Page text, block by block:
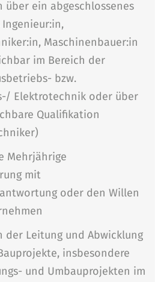
über ein abgeschlossenes
Maschinenbauer:in
im Bereich der
bzw.
Elektrotechnik oder über
Qualifikation
Mehrjährige
mit
oder den Willen
der Leitung und Abwicklung
insbesondere
und Umbauprojekten im